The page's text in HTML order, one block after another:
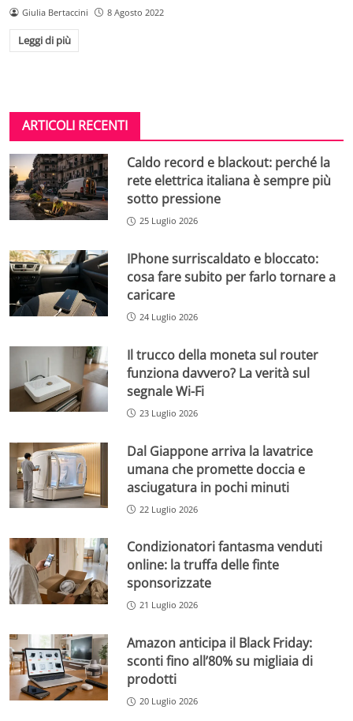
Giulia Bertaccini 8 Agosto 2022
Leggi di più
ARTICOLI RECENTI
Caldo record e blackout: perché la
rete elettrica italiana è sempre più
sotto pressione
25 Luglio 2026
IPhone surriscaldato e bloccato:
cosa fare subito per farlo tornare a
caricare
24 Luglio 2026
Il trucco della moneta sul router
funziona davvero? La verità sul
segnale Wi-Fi
23 Luglio 2026
Dal Giappone arriva la lavatrice
umana che promette doccia e
asciugatura in pochi minuti
22 Luglio 2026
Condizionatori fantasma venduti
online: la truffa delle finte
sponsorizzate
21 Luglio 2026
Amazon anticipa il Black Friday:
sconti fino all’80% su migliaia di
prodotti
20 Luglio 2026